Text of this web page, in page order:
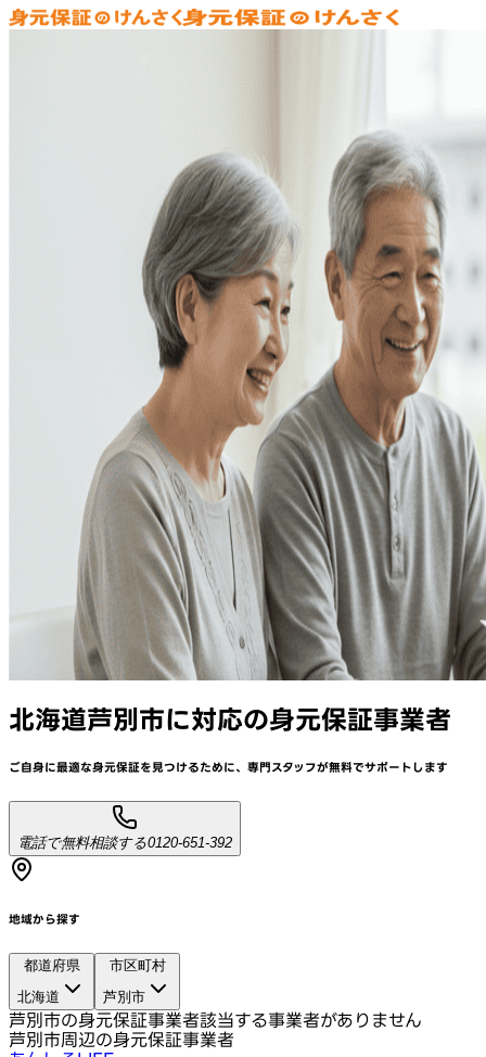
北海道芦別市に対応の身元保証事業者
ご自身に最適な身元保証を見つけるために、 専門スタッフが無料でサポートします
電話で無料相談する0120-651-392
地域から探す
都道府県
北海道
市区町村
芦別市
芦別市の身元保証事業者該当する事業者がありません
芦別市周辺の身元保証事業者